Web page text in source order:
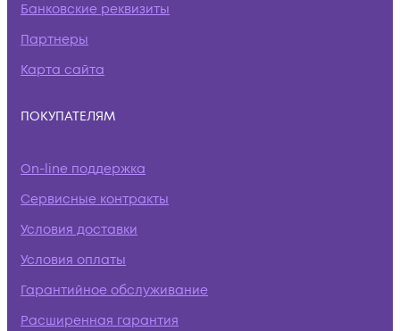
Банковские реквизиты
Партнеры
Карта сайта
ПОКУПАТЕЛЯМ
On-line поддержка
Сервисные контракты
Условия доставки
Условия оплаты
Гарантийное обслуживание
Расширенная гарантия